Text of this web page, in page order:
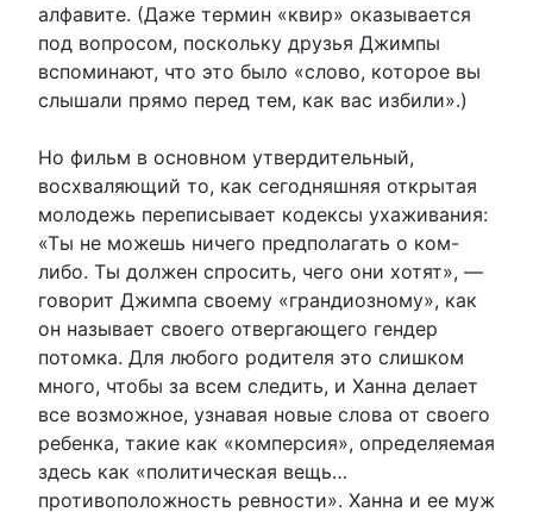
алфавите. (Даже термин «квир» оказывается
под вопросом, поскольку друзья Джимпы
вспоминают, что это было «слово, которое вы
слышали прямо перед тем, как вас избили».)
Но фильм в основном утвердительный,
восхваляющий то, как сегодняшняя открытая
молодежь переписывает кодексы ухаживания:
«Ты не можешь ничего предполагать о ком-
либо. Ты должен спросить, чего они хотят», —
говорит Джимпа своему «грандиозному», как
он называет своего отвергающего гендер
потомка. Для любого родителя это слишком
много, чтобы за всем следить, и Ханна делает
все возможное, узнавая новые слова от своего
ребенка, такие как «комперсия», определяемая
здесь как «политическая вещь…
противоположность ревности». Ханна и ее муж